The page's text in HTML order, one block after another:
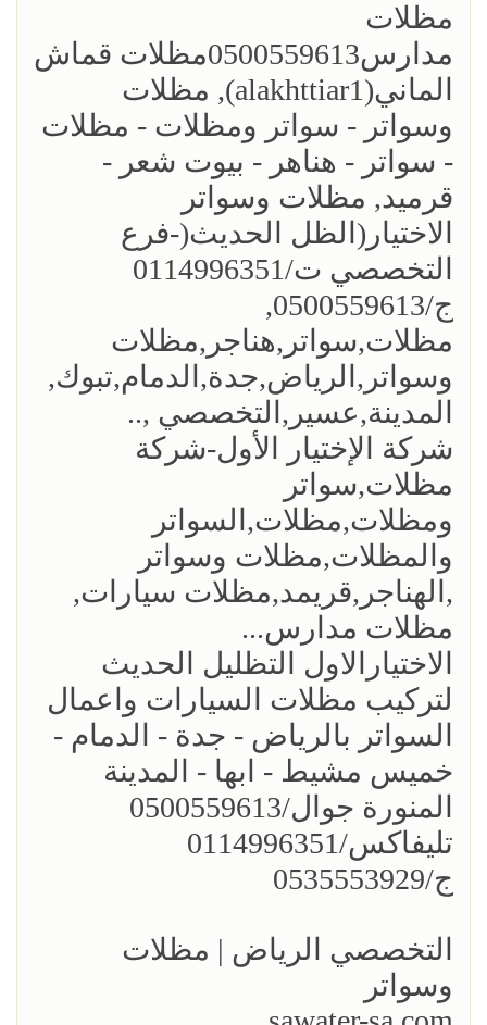
مظلات
مدارس0500559613مظلات قماش
الماني(alakhttiar1), مظلات
وسواتر - سواتر ومظلات - مظلات
- سواتر - هناهر - بيوت شعر -
قرميد, مظلات وسواتر
الاختيار(الظل الحديث(-فرع
التخصصي ت/0114996351
ج/0500559613,
مظلات,سواتر,هناجر,مظلات
وسواتر,الرياض,جدة,الدمام,تبوك,
المدينة,عسير,التخصصي ,..
شركة الإختيار الأول-شركة
مظلات,سواتر
ومظلات,مظلات,السواتر
والمظلات,مظلات وسواتر
,الهناجر,قريمد,مظلات سيارات,
مظلات مدارس...
الاختيارالاول التظليل الحديث
لتركيب مظلات السيارات واعمال
السواتر بالرياض - جدة - الدمام -
خميس مشيط - ابها - المدينة
المنورة جوال/0500559613
تليفاكس/0114996351
ج/0535553929
التخصصي الرياض | مظلات
وسواتر